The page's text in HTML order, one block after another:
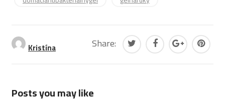
Kristína Share:
Posts you may like